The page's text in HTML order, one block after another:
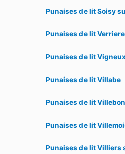
Punaises de lit Soisy
Punaises de lit
Punaises de lit
Punaises de lit Villabe
Punaises de lit
Punaises de lit
Punaises de lit Villiers